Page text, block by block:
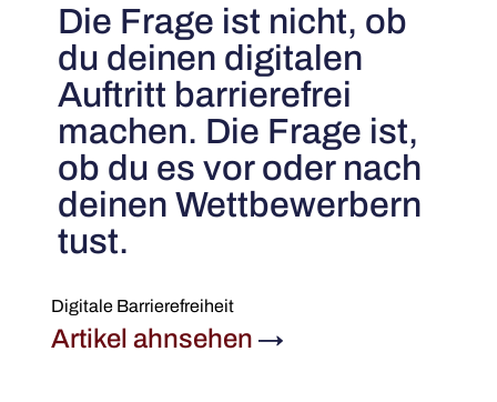
Die Frage ist nicht, ob
du deinen digitalen
Auftritt barrierefrei
machen. Die Frage ist,
ob du es vor oder nach
deinen Wettbewerbern
tust.
Digitale Barrierefreiheit
Artikel ahnsehen →